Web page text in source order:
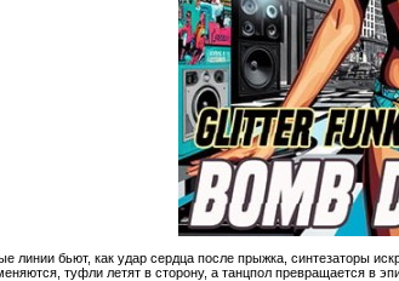
линии бьют, как удар сердца после прыжка, синтезаторы
туфли летят в сторону, а танцпол превращается в